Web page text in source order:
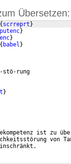
Übersetzen:
{ scrreprt }
}
}
{ babel }
stö-rung
}
ist zu
von